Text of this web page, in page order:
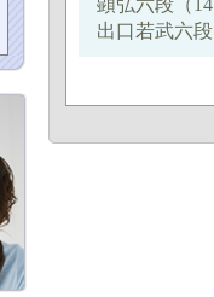
顕弘六段（
出口若武六